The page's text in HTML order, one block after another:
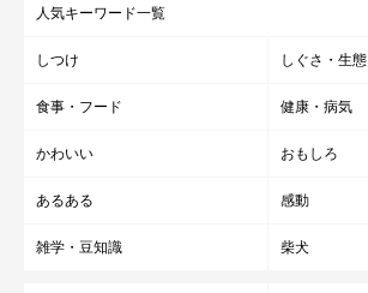
人気キーワード一覧
しつけ しぐさ・生態
食事・フード 健康・病気
かわいい おもしろ
あるある 感動
雑学・豆知識 柴犬